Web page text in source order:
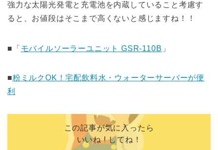
強力な太陽光発電と充電池を内蔵していること考慮す
ると、お値段はそこまで高くないと感じますね！！
■「 モバイルソーラーユニット GSR-110B 」
■粉ミルクOK！宅配飲料水・ウォーターサーバーが便
利
この記事が気に入ったら
いいね ! してね！